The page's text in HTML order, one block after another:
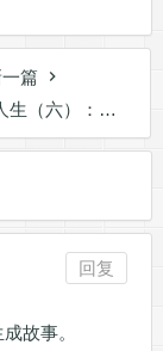
篇
六）：澄溪小学
回复
故事。